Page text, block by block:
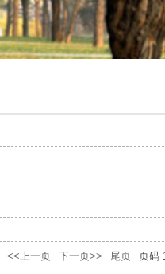
<<上一页 下一页>> 尾页 页码